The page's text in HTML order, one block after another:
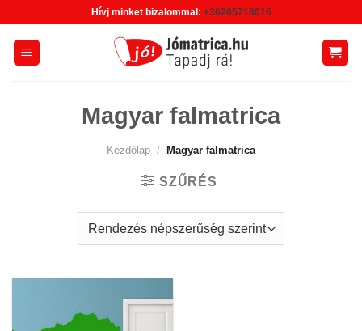
content
Hívj minket bizalommal: +36205718616
Magyar falmatrica
Kezdőlap / Magyar falmatrica
SZŰRÉS